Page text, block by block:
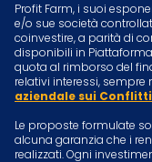
Profit Farm, i suoi
e/o sue società
coinvestire, a parità di
disponibili in
quota al rimborso del
relativi interessi,
aziendale sui
Le proposte formulate
alcuna garanzia che i
realizzati. Ogni